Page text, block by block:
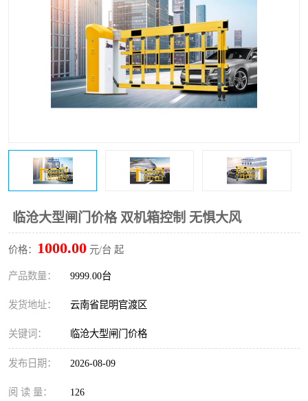
临沧大型闸门价格 双机箱控制 无惧大风
价格： 1000.00 元/台 起
产品数量： 9999.00台
发货地址： 云南省昆明官渡区
关键词： 临沧大型闸门价格
发布日期： 2026-08-09
阅 读 量： 126
小门系列 伸缩门